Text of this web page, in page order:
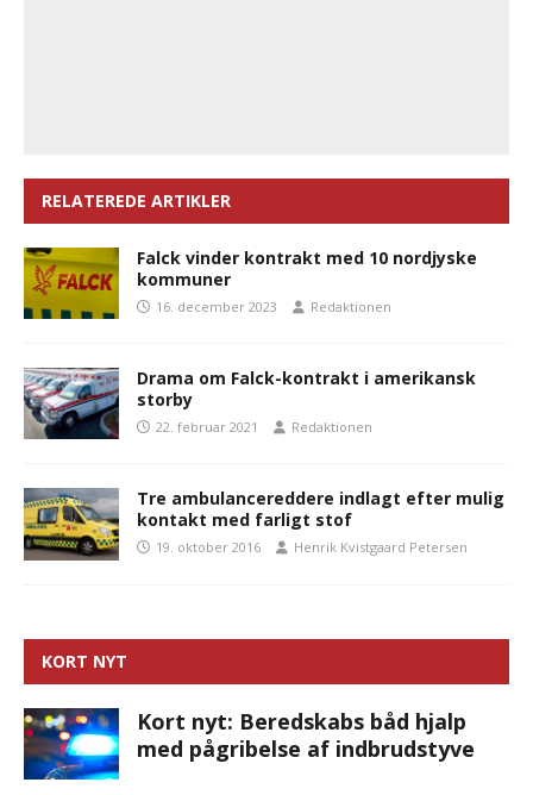
RELATEREDE ARTIKLER
Falck vinder kontrakt med 10 nordjyske
kommuner
16. december 2023 Redaktionen
Drama om Falck-kontrakt i amerikansk
storby
22. februar 2021 Redaktionen
Tre ambulancereddere indlagt efter mulig
kontakt med farligt stof
19. oktober 2016 Henrik Kvistgaard Petersen
KORT NYT
Kort nyt: Beredskabs båd hjalp
med pågribelse af indbrudstyve